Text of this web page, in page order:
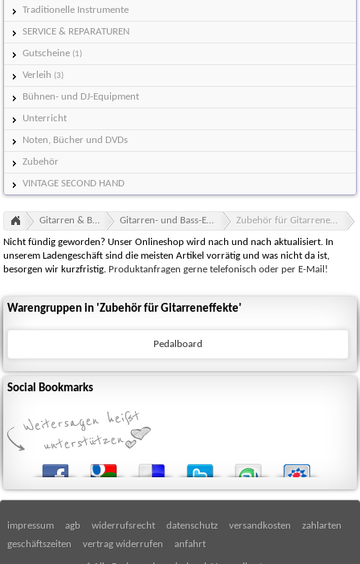
Traditionelle Instrumente
SERVICE & REPARATUREN
Gutscheine (1)
Verleih (3)
Bühnen- und DJ-Equipment
Unterricht
Noten, Bücher und DVDs
Zubehör
VINTAGE SECOND HAND
Gitarren & Bässe Gitarren- und Bass-Effekte Zubehör für Gitarreneffekte
Nicht fündig geworden? Unser Onlineshop wird nach und nach aktualisiert. In
unserem Ladengeschäft sind die meisten Artikel vorrätig und was nicht da ist,
besorgen wir kurzfristig. Produktanfragen gerne telefonisch oder per E-Mail!
Warengruppen in 'Zubehör für Gitarreneffekte'
Pedalboard
Social Bookmarks
impressum agb widerrufsrecht datenschutz versandkosten
zahlarten
geschäftszeiten
vertrag widerrufen anfahrt